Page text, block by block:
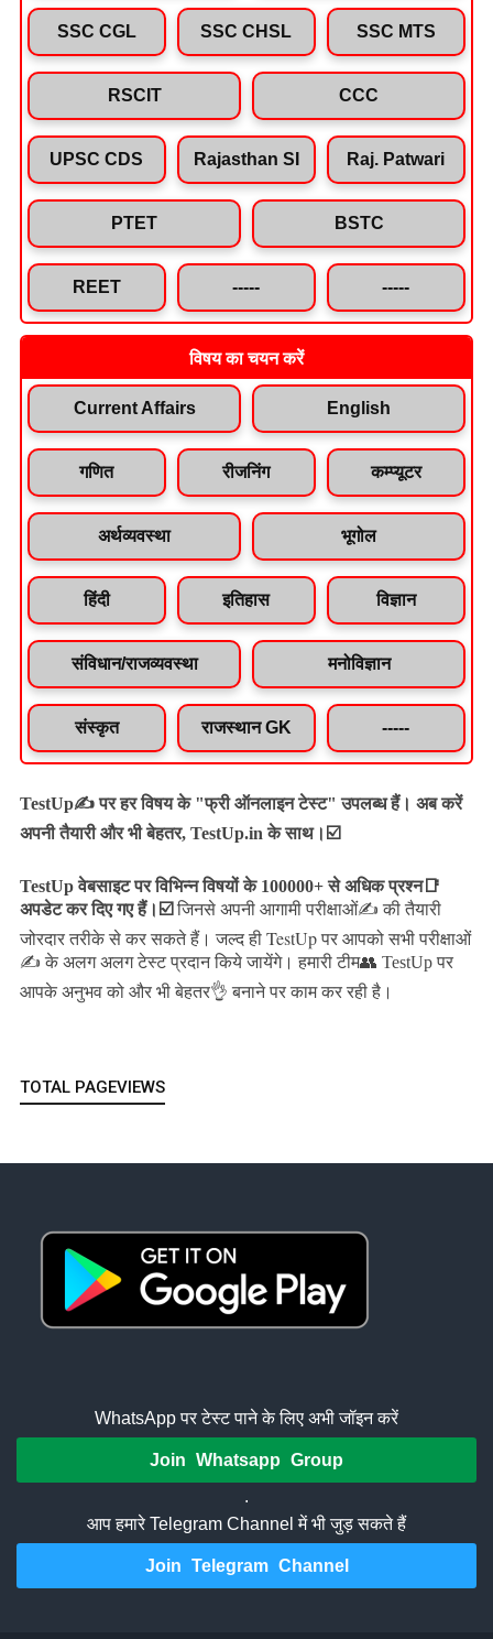
SSC CGL SSC CHSL SSC MTS
RSCIT CCC
UPSC CDS Rajasthan SI Raj. Patwari
PTET BSTC
REET ----- -----
विषय का चयन करें
Current Affairs English
गणित रीजनिंग कम्प्यूटर
अर्थव्यवस्था भूगोल
हिंदी इतिहास विज्ञान
संविधान/राजव्यवस्था मनोविज्ञान
संस्कृत राजस्थान GK -----
TestUp✍️ पर हर विषय के "फ्री ऑनलाइन टेस्ट" उपलब्ध हैं। अब करें
अपनी तैयारी और भी बेहतर, TestUp.in के साथ।☑️
TestUp वेबसाइट पर विभिन्न विषयों के 100000+ से अधिक प्रश्न📑
अपडेट कर दिए गए हैं। ☑️ जिनसे अपनी आगामी परीक्षाओं✍️ की तैयारी
जोरदार तरीके से कर सकते हैं।जल्द ही TestUp पर आपको सभी परीक्षाओं
✍️ के अलग अलग टेस्ट प्रदान किये जायेंगे। हमारी टीम👥 TestUp पर
आपके अनुभव को और भी बेहतर👌 बनाने पर काम कर रही है।
TOTAL PAGEVIEWS
WhatsApp पर टेस्ट पाने के लिए अभी जॉइन करें
Join Whatsapp Group
.
आप हमारे Telegram Channel में भी जुड़ सकते हैं
Join Telegram Channel